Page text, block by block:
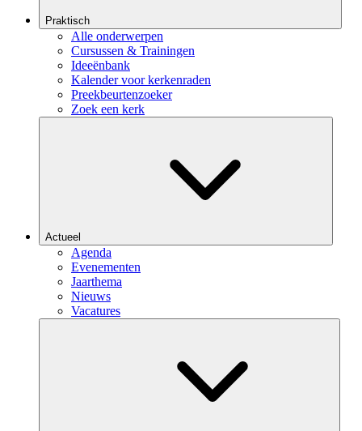
Praktisch
Alle onderwerpen
Cursussen & Trainingen
Ideeënbank
Kalender voor kerkenraden
Preekbeurtenzoeker
Zoek een kerk
Actueel
Agenda
Evenementen
Jaarthema
Nieuws
Vacatures